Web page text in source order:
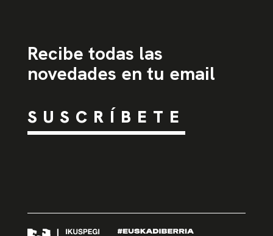
Recibe todas las
novedades en tu email
SUSCRÍBETE